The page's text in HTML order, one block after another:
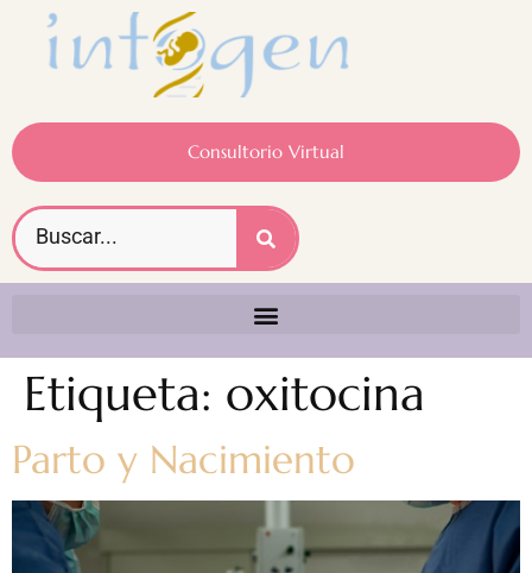
Consultorio Virtual
Etiqueta: oxitocina
Parto y Nacimiento